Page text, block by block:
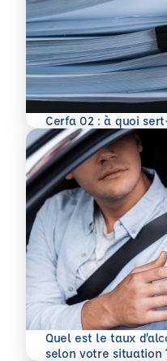
Cerfa 02 : à quoi
En savoir plus
Quel est le taux
selon votre situation
En savoir plus